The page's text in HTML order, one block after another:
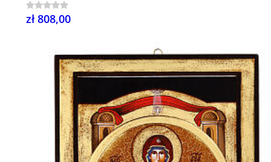
zł 808,00